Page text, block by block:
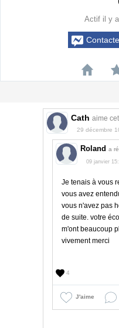
Actif il y
Cath aime
29 décembre
Roland a
09 janvier
Je tenais à vous
vous avez
vous n'avez pas
de suite. votre
m'ont beaucoup
vivement merci
4
J'aime